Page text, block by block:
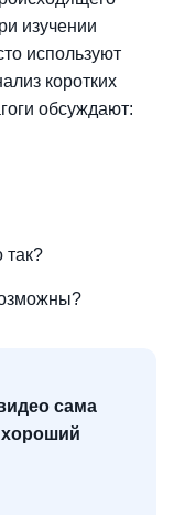
изучении
используют
коротких
обсуждают:
так?
сама
хороший